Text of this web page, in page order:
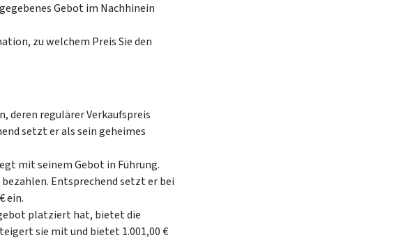
Gebot im Nachhinein
zu welchem Preis Sie den
deren regulärer Verkaufspreis
setzt er als sein geheimes
mit seinem Gebot in Führung.
Entsprechend setzt er bei
ein.
platziert hat, bietet die
sie mit und bietet 1.001,00 €